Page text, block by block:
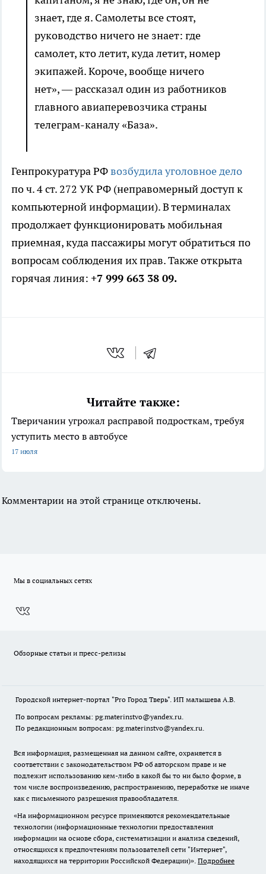
знает, где я. Самолеты все стоят,
руководство ничего не знает: где
самолет, кто летит, куда летит, номер
экипажей. Короче, вообще ничего
нет», — рассказал один из работников
главного авиаперевозчика страны
телеграм-каналу «База».
Генпрокуратура РФвозбудила уголовное дело
по ч. 4 ст. 272 УК РФ (неправомерный доступ к
компьютерной информации). В терминалах
продолжает функционировать мобильная
приемная, куда пассажиры могут обратиться по
вопросам соблюдения их прав. Также открыта
горячая линия: +7 999 663 38 09.
Читайте также:
Тверичанин угрожал расправой подросткам, требуя
уступить место в автобусе
17 июля
Комментарии на этой странице отключены.
Мы в социальных сетях
Обзорные статьи и пресс-релизы
Городской интернет-портал "Pro Город Тверь". ИП малышева А.В.
По вопросам рекламы: pg.materinstvo@yandex.ru.
По редакционным вопросам: pg.materinstvo@yandex.ru.
Вся информация, размещенная на данном сайте, охраняется в
соответствии с законодательством РФ об авторском праве и не
подлежит использованию кем-либо в какой бы то ни было форме, в
том числе воспроизведению, распространению, переработке не иначе
как с письменного разрешения правообладателя.
«На информационном ресурсе применяются рекомендательные
технологии (информационные технологии предоставления
информации на основе сбора, систематизации и анализа сведений,
относящихся к предпочтениям пользователей сети "Интернет",
находящихся на территории Российской Федерации)». Подробнее